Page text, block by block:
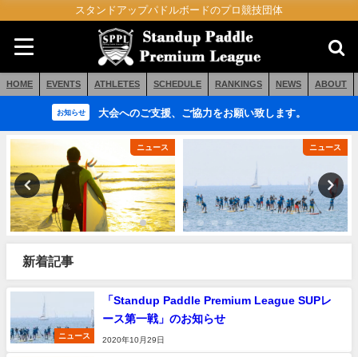
スタンドアップパドルボードのプロ競技団体
HOME EVENTS ATHLETES SCHEDULE RANKINGS NEWS ABOUT
お知らせ 大会へのご支援、ご協力をお願い致します。
ニュース ニュース
新着記事
ニュース
「Standup Paddle Premium League SUPレ
ース第一戦」のお知らせ
2020年10月29日